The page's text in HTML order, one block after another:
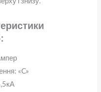
«C»